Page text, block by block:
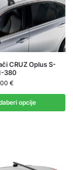
CRUZ Oplus S-
380
€
opcije